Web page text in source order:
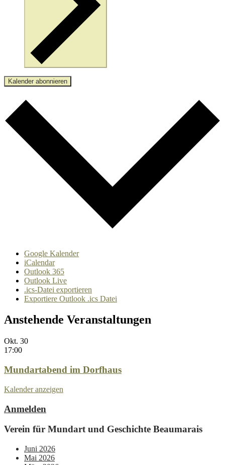
Kalender abonnieren
Google Kalender
iCalendar
Outlook 365
Outlook Live
.ics-Datei exportieren
Exportiere Outlook .ics Datei
Anstehende Veranstaltungen
Okt. 30
17:00
Mundartabend im Dorfhaus
Kalender anzeigen
Anmelden
Verein für Mundart und Geschichte Beaumarais
Juni 2026
Mai 2026